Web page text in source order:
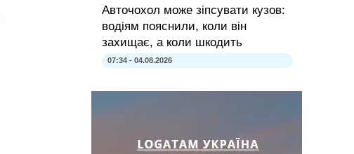
Авточохол може зіпсувати кузов:
водіям пояснили, коли він
захищає, а коли шкодить
07:34 - 04.08.2026